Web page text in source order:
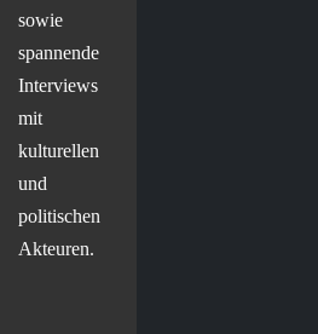
sowie
spannende
Interviews
mit
kulturellen
und
politischen
Akteuren.